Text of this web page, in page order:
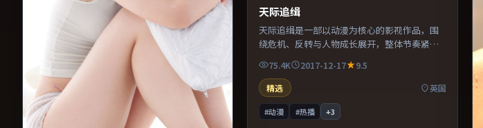
天际追缉
天际追缉是一部以动漫为核心的影视作品，围
绕危机、反转与人物成长展开，整体节奏紧
凑，值得推荐观看。
75.4K 2017-12-17
9.5
精选
英国
#动漫 #热播 +3